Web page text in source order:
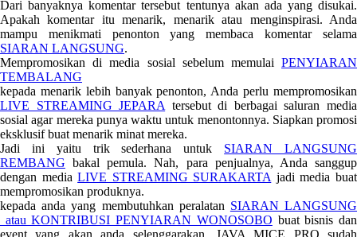
Dari banyaknya komentar tersebut tentunya akan ada yang disukai.
Apakah komentar itu menarik, menarik atau menginspirasi. Anda
mampu menikmati penonton yang membaca komentar selama
SIARAN LANGSUNG.
Mempromosikan di media sosial sebelum memulai PENYIARAN
TEMBALANG
kepada menarik lebih banyak penonton, Anda perlu mempromosikan
LIVE STREAMING JEPARA tersebut di berbagai saluran media
sosial agar mereka punya waktu untuk menontonnya. Siapkan promosi
eksklusif buat menarik minat mereka.
Jadi ini yaitu trik sederhana untuk SIARAN LANGSUNG
REMBANG bakal pemula. Nah, para penjualnya, Anda sanggup
dengan mediaLIVE STREAMING SURAKARTA jadi media buat
mempromosikan produknya.
kepada anda yang membutuhkan peralatan SIARAN LANGSUNG
atau KONTRIBUSI PENYIARAN WONOSOBO buat bisnis dan
event yang akan anda selenggarakan. JAVA MICE PRO sudah